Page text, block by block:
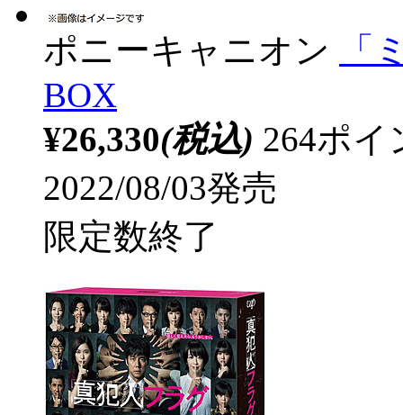
ポニーキャニオン
「
BOX
¥26,330(税込) 264ポ
2022/08/03発売
限定数終了